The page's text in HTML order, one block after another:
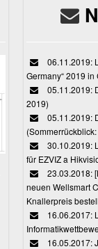
06.11.2019:
Germany“ 2019
05.11.2019:
2019)
05.11.2019:
30.10.2019:
für EZVIZ a
23.03.2018:
neuen Wellsmart
Knallerpreis
16.06.2017:
16.05.2017: